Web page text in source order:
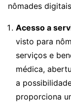
nômades
Acesso a
visto para
serviços e
médica,
a
proporciona